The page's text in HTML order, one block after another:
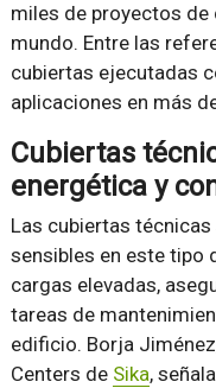
miles de proyectos
mundo. Entre las
cubiertas ejecutadas
aplicaciones en más
Cubiertas
energética y
Las cubiertas
sensibles en este tipo
cargas elevadas,
tareas de
edificio. Borja
Centers de Sika,